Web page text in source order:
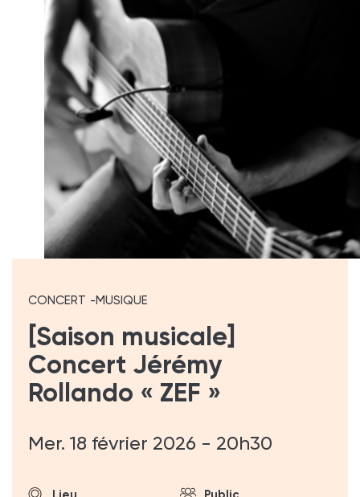
[Saison musicale]
Concert Jérémy
Rollando « ZEF »
CONCERT MUSIQUE
Mer. 18 février 2026 - 20h30